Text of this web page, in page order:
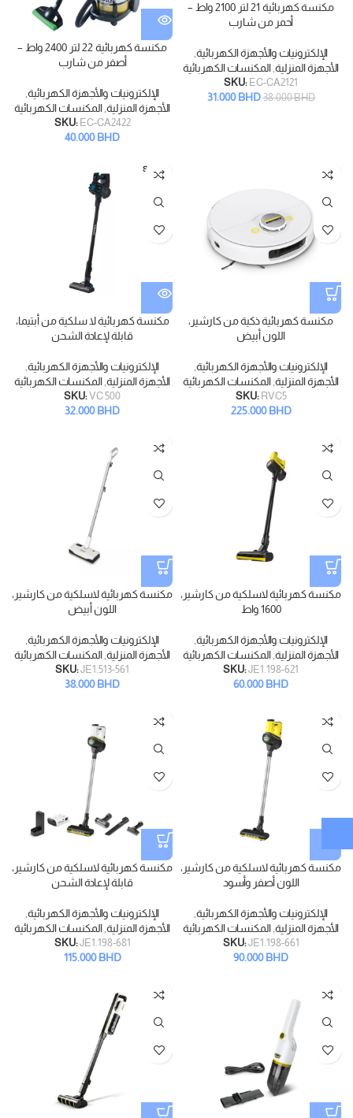
مكنسة كهربائية 21 لتر 2100 واط –
أحمر من شارب
الإلكترونيات والأجهزة الكهربائية
الأجهزة المنزلية المكنسات الكهربائية
SKU: EC-CA2121
38.000BHD
31.000BHD
مكنسة كهربائية 22 لتر 2400 واط –
أصفر من شارب
الإلكترونيات والأجهزة الكهربائية
الأجهزة المنزلية المكنسات الكهربائية
SKU: EC-CA2422
40.000BHD
مكنسة كهربائية ذكية من كارشير،
اللون أبيض
الإلكترونيات والأجهزة الكهربائية
الأجهزة المنزلية المكنسات الكهربائية
SKU: RVC5
225.000BHD
SOLD
OUT
مكنسة كهربائية لا سلكية من أبتيما،
قابلة لإعادة الشحن
الإلكترونيات والأجهزة الكهربائية
الأجهزة المنزلية المكنسات الكهربائية
SKU:VC 500
32.000BHD
مكنسة كهربائية لاسلكية من كارشير،
1600 واط
الإلكترونيات والأجهزة الكهربائية
الأجهزة المنزلية المكنسات الكهربائية
SKU:JE1.198-621
60.000BHD
مكنسة كهربائية لاسلكية من كارشير،
اللون أبيض
الإلكترونيات والأجهزة الكهربائية
الأجهزة المنزلية المكنسات الكهربائية
SKU:JE1.513-561
38.000BHD
مكنسة كهربائية لاسلكية من كارشير،
اللون أصفر وأسود
الإلكترونيات والأجهزة الكهربائية
الأجهزة المنزلية المكنسات الكهربائية
SKU:JE1.198-661
90.000BHD
مكنسة كهربائية لاسلكية من كارشير،
قابلة لإعادة الشحن
الإلكترونيات والأجهزة الكهربائية
الأجهزة المنزلية المكنسات الكهربائية
SKU:JE1.198-681
115.000BHD